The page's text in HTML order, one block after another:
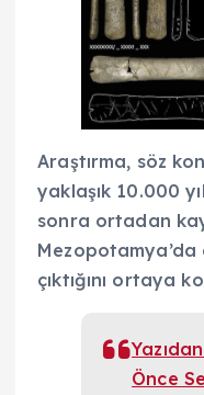
Araştırma, söz
yaklaşık 10.000
sonra ortadan
çıktığını ortaya
Önce